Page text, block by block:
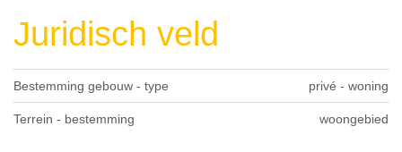
Juridisch veld
Bestemming gebouw - type privé - woning
Terrein - bestemming woongebied